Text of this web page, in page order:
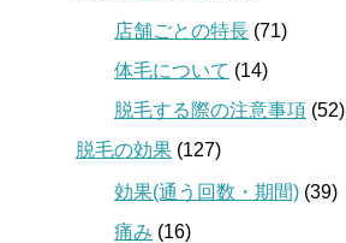
店舗ごとの特長 (71)
体毛について (14)
脱毛する際の注意事項 (52)
脱毛の効果 (127)
効果(通う回数・期間) (39)
痛み (16)